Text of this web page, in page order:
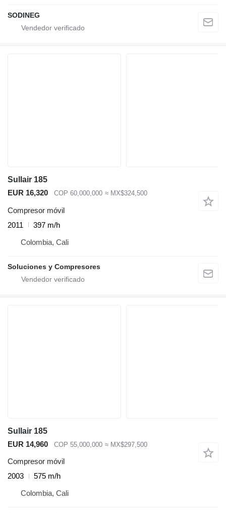
SODINEG
Sullair 185
EUR 16,320
COP 60,000,000 ≈ MX$324,500
Compresor móvil
2011
397 m/h
Colombia, Cali
Soluciones y Compresores
Sullair 185
EUR 14,960
COP 55,000,000 ≈ MX$297,500
Compresor móvil
2003
575 m/h
Colombia, Cali